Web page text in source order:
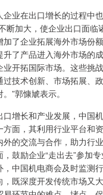
业在出口增长的过程中
断加大，使企业出口面临
了企业拓展海外市场份
了产品进入海外市场的
开拓国际市场。这些挑
技术创新、市场拓展、
”郭慷虓表示。
增长和产业发展，中国
面，其利用行业平台和
的交流与合作，助力行
鼓励企业“走出去”参加专
中国机电商会及时监测
既深度开发传统市场又